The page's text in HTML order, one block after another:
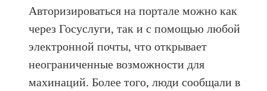
Авторизироваться на портале можно как
через Госуслуги, так и с помощью любой
электронной почты, что открывает
неограниченные возможности для
махинаций. Более того, люди сообщали в